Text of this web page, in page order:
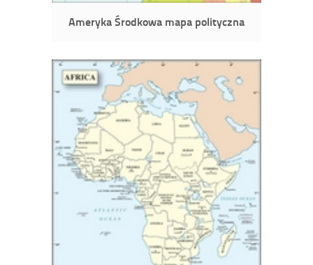
Ameryka Środkowa mapa polityczna